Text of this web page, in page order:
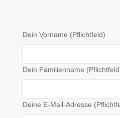
Dein Vorname (Pflichtfeld)
Dein Familienname
Deine E-Mail-Adresse